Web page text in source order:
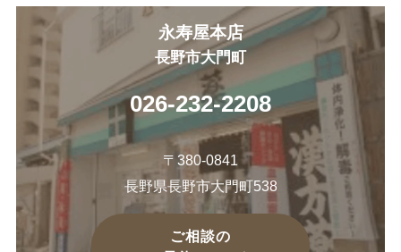
永寿屋本店
長野市大門町
026-232-2208
〒380-0841
長野県長野市大門町538
ご相談の